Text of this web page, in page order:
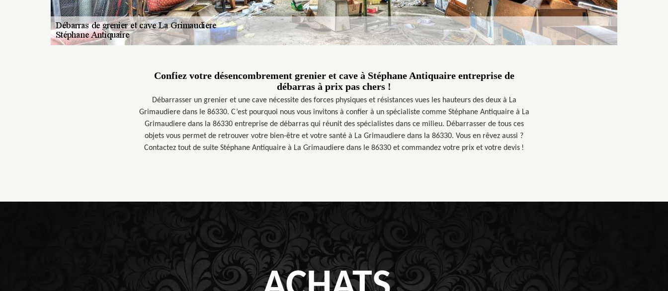
Confiez votre désencombrement grenier et cave à Stéphane Antiquaire entreprise de
débarras à prix pas chers !
Débarrasser un grenier et une cave nécessite des forces physiques et résistances vues les hauteurs des deux à La
Grimaudiere dans le 86330. C’est pourquoi nous vous invitons à confier à un spécialiste comme Stéphane Antiquaire à La
Grimaudiere dans la 86330 entreprise de débarras qui réunit des spécialistes dans ce milieu. Débarrasser de tous ces
objets vous permet de retrouver votre bien-être et votre santé à La Grimaudiere dans la 86330. Vous en rêvez aussi ?
Contactez tout de suite Stéphane Antiquaire à La Grimaudiere dans le 86330 et commandez votre prix et votre devis !